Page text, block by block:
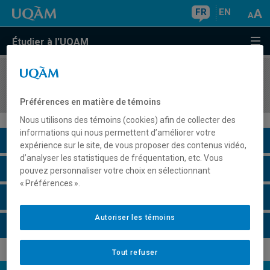
FR EN
Étudier à l'UQAM
COURS//
Description du cours
Horaire - Été 2026
Préférences en matière de témoins
Nous utilisons des témoins (cookies) afin de collecter des
informations qui nous permettent d’améliorer votre
expérience sur le site, de vous proposer des contenus vidéo,
d’analyser les statistiques de fréquentation, etc. Vous
pouvez personnaliser votre choix en sélectionnant
« Préférences ».
Tout refuser
Autoriser les témoins